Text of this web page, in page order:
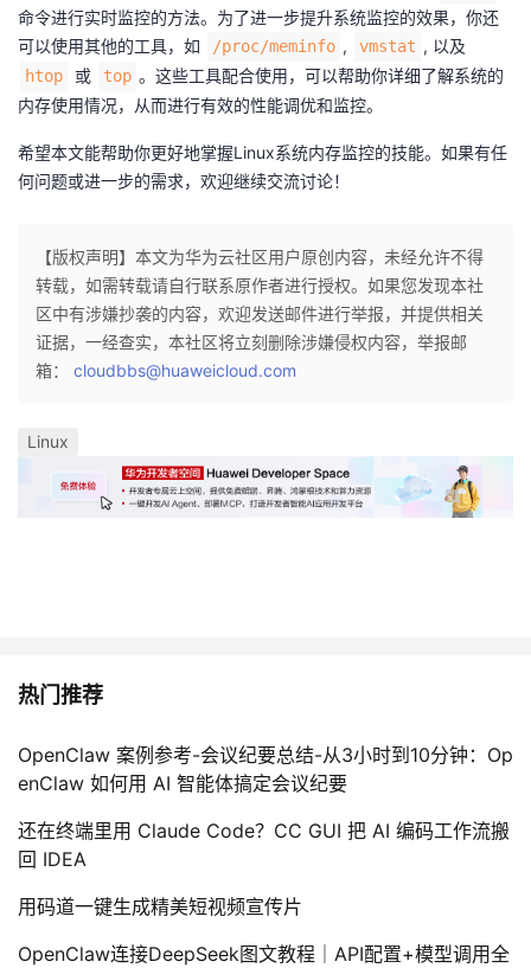
命令进行实时监控的方法。为了进一步提升系统监控的效果，你还
可以使用其他的工具，如
/proc/meminfo , vmstat , 以及
htop 或 top 。这些工具配合使用，可以帮助你详细了解系统的
内存使用情况，从而进行有效的性能调优和监控。
希望本文能帮助你更好地掌握Linux系统内存监控的技能。如果有任
何问题或进一步的需求，欢迎继续交流讨论！
【版权声明】本文为华为云社区用户原创内容，未经允许不得
转载，如需转载请自行联系原作者进行授权。如果您发现本社
区中有涉嫌抄袭的内容，欢迎发送邮件进行举报，并提供相关
证据，一经查实，本社区将立刻删除涉嫌侵权内容，举报邮
箱： cloudbbs@huaweicloud.com
Linux
热门推荐
OpenClaw 案例参考-会议纪要总结-从3小时到10分钟：Op
enClaw 如何用 AI 智能体搞定会议纪要
还在终端里用 Claude Code？CC GUI 把 AI 编码工作流搬
回 IDEA
用码道一键生成精美短视频宣传片
OpenClaw连接DeepSeek图文教程｜API配置+模型调用全